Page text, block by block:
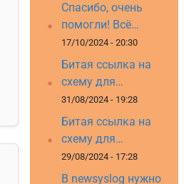
Спасибо, очень
помогли! Всё…
17/10/2024 - 20:30
Битая ссылка на
схему для…
31/08/2024 - 19:28
Битая ссылка на
схему для…
29/08/2024 - 17:28
В newsyslog нужно